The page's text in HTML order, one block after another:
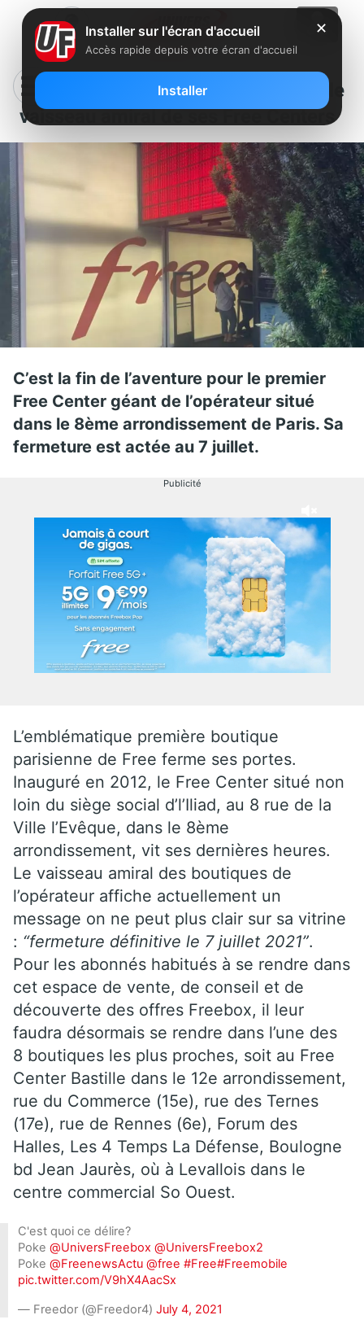
Free ferme définitivement le
vaisseau amiral de ses Free Centers
C’est la fin de l’aventure pour le premier
Free Center géant de l’opérateur situé
dans le 8ème arrondissement de Paris. Sa
fermeture est actée au 7 juillet.
Publicité
L’emblématique première boutique
parisienne de Free ferme ses portes.
Inauguré en 2012, le Free Center situé non
loin du siège social d’l’Iliad, au 8 rue de la
Ville l’Evêque, dans le 8ème
arrondissement, vit ses dernières heures.
Le vaisseau amiral des boutiques de
l’opérateur affiche actuellement un
message on ne peut plus clair sur sa vitrine
: “fermeture définitive le 7 juillet 2021”.
Pour les abonnés habitués à se rendre dans
cet espace de vente, de conseil et de
découverte des offres Freebox, il leur
faudra désormais se rendre dans l’une des
8 boutiques les plus proches, soit au Free
Center Bastille dans le 12e arrondissement,
rue du Commerce (15e), rue des Ternes
(17e), rue de Rennes (6e), Forum des
Halles, Les 4 Temps La Défense, Boulogne
bd Jean Jaurès, où à Levallois dans le
centre commercial So Ouest.
C'est quoi ce délire?
Poke @UniversFreebox @UniversFreebox2
Poke @FreenewsActu @free #Free#Freemobile
pic.twitter.com/V9hX4AacSx
— Freedor (@Freedor4) July 4, 2021
✕
Installer sur l'écran d'accueil
Accès rapide depuis votre écran d'accueil
Installer